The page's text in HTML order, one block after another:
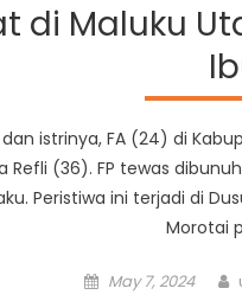
di Maluku
istrinya, FA (24) di
(36). FP tewas
Peristiwa ini terjadi di
Morotai
Posted
May 7, 2024